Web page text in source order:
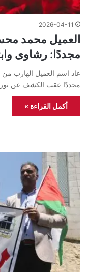
2026-04-11
العميل محمد
مجددًا: رشاوى
عاد اسم العميل الهارب
مجددًا عقب الكشف عن
أكمل القراءة »